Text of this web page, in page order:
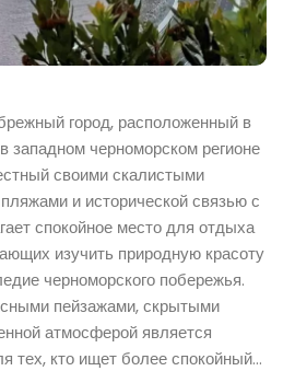
город, расположенный в
западном черноморском регионе
своими скалистыми
и исторической связью с
спокойное место для отдыха
изучить природную красоту
черноморского побережья.
пейзажами, скрытыми
атмосферой является
тех, кто ищет более спокойный и